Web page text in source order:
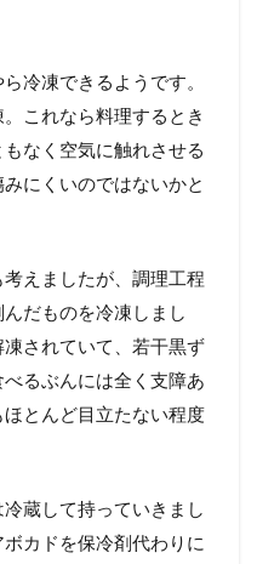
冷凍できるようです。
これなら料理するとき
なく空気に触れさせる
にくいのではないかと
えましたが、調理工程
だものを冷凍しまし
されていて、若干黒ず
るぶんには全く支障あ
とんど目立たない程度
蔵して持っていきまし
カドを保冷剤代わりに